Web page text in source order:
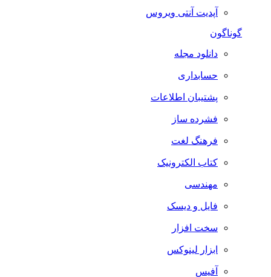
آپدیت آنتی ویروس
گوناگون
دانلود مجله
حسابداری
پشتیبان اطلاعات
فشرده ساز
فرهنگ لغت
کتاب الکترونیک
مهندسی
فایل و دیسک
سخت افزار
ابزار لینوکس
آفیس